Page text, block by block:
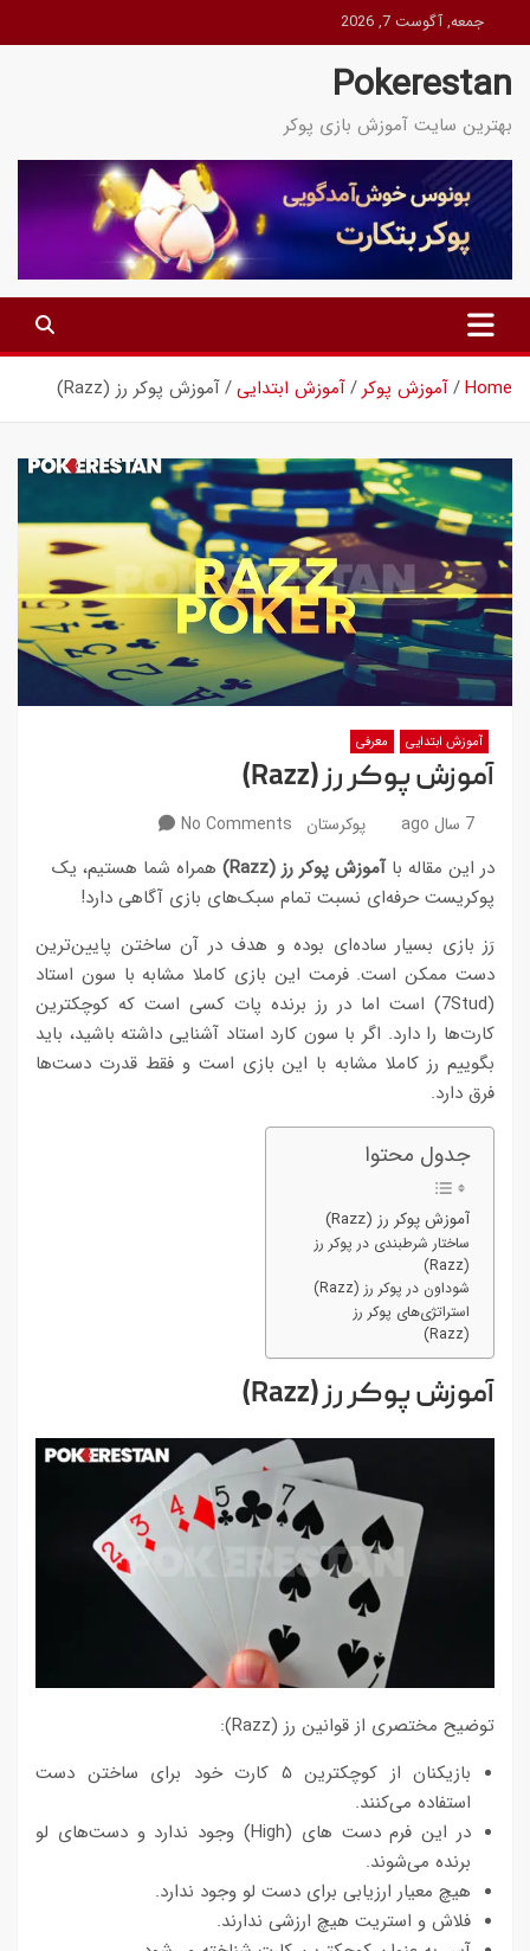
to
content
جمعه, آگوست 7, 2026
Pokerestan
بهترین سایت آموزش بازی پوکر
Home آموزش پوکر آموزش ابتدایی آموزش پوکر رز (Razz)
آموزش ابتدایی معرفی
آموزش پوکر رز (Razz)
7 سال ago پوکرستان No Comments
در این مقاله باآموزش پوکر رز (Razz)
همراه شما هستیم، یک
پوکریست حرفه‌ای نسبت تمام سبک‌های بازی آگاهی دارد!
رَز بازی بسیار ساده‌ای بوده و هدف در آن ساختن پایین‌ترین
دست ممکن است. فرمت این بازی کاملا مشابه با سون استاد
(7Stud) است اما در رز برنده پات کسی است که کوچکترین
کارت‌ها را دارد. اگر با سون کارد استاد آشنایی داشته باشید، باید
بگوییم رز کاملا مشابه با این بازی است و فقط قدرت دست‌ها
فرق دارد.
جدول محتوا
آموزش پوکر رز (Razz)
ساختار شرطبندی در پوکر رز
(Razz)
شوداون در پوکر رز (Razz)
استراتژی‌های پوکر رز
(Razz)
آموزش پوکر رز (Razz)
توضیح مختصری از قوانین رز (Razz):
بازیکنان از کوچکترین ۵ کارت خود برای ساختن دست
استفاده می‌کنند.
در این فرم دست های (High) وجود ندارد و دست‌های لو
برنده می‌شوند.
هیچ معیار ارزیابی برای دست لو وجود ندارد.
فلاش و استریت هیچ ارزشی ندارند.